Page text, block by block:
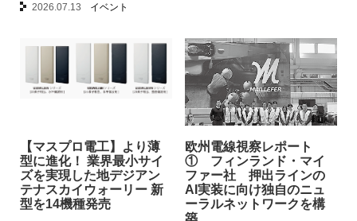
2026.07.13 イベント
【マスプロ電工】より薄
型に進化！ 業界最小サイ
ズを実現した地デジアン
テナスカイウォーリー 新
型を14機種発売
欧州電線視察レポート
① フィンランド・マイ
ファー社 押出ラインの
AI実装に向け独自のニュ
ーラルネットワークを構